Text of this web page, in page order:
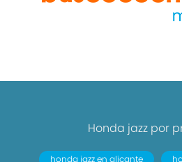
Honda jazz por
honda jazz en alicante